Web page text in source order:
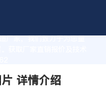
厂家，我们致力于为您量
获取厂家直销报价及技术
详情介绍